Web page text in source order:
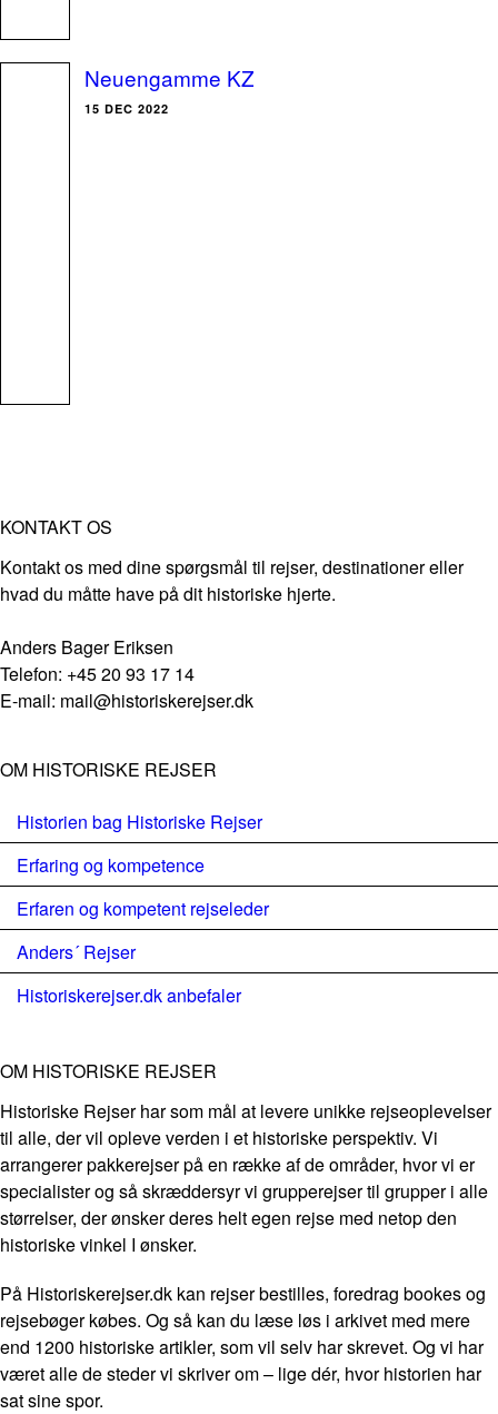
Neuengamme KZ
15 DEC 2022
KONTAKT OS
Kontakt os med dine spørgsmål til rejser, destinationer eller
hvad du måtte have på dit historiske hjerte.
Anders Bager Eriksen
Telefon: +45 20 93 17 14
E-mail: mail@historiskerejser.dk
OM HISTORISKE REJSER
Historien bag Historiske Rejser
Erfaring og kompetence
Erfaren og kompetent rejseleder
Anders´ Rejser
Historiskerejser.dk anbefaler
OM HISTORISKE REJSER
Historiske Rejser har som mål at levere unikke rejseoplevelser
til alle, der vil opleve verden i et historiske perspektiv. Vi
arrangerer pakkerejser på en række af de områder, hvor vi er
specialister og så skræddersyr vi grupperejser til grupper i alle
størrelser, der ønsker deres helt egen rejse med netop den
historiske vinkel I ønsker.
På Historiskerejser.dk kan rejser bestilles, foredrag bookes og
rejsebøger købes. Og så kan du læse løs i arkivet med mere
end 1200 historiske artikler, som vil selv har skrevet. Og vi har
været alle de steder vi skriver om – lige dér, hvor historien har
sat sine spor.